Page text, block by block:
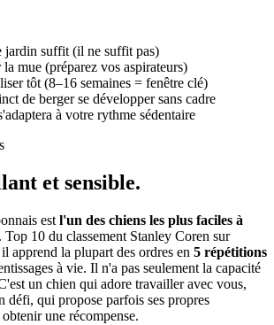
jardin suffit (il ne suffit pas)
la mue (préparez vos aspirateurs)
tôt (8–16 semaines = fenêtre clé)
de berger se développer sans cadre
à votre rythme sédentaire
et sensible.
est l'un des chiens les plus faciles à
. Top 10 du classement Stanley Coren sur
apprend la plupart des ordres en 5 répétitions
à vie. Il n'a pas seulement la capacité
un chien qui adore travailler avec vous,
défi, qui propose parfois ses propres
une récompense.